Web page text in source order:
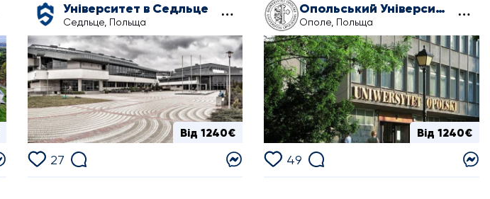
Університет в Седльце
Седльце, Польща
Від 1240€
27
Опольський Університет
Ополе, Польща
Від 1240€
49